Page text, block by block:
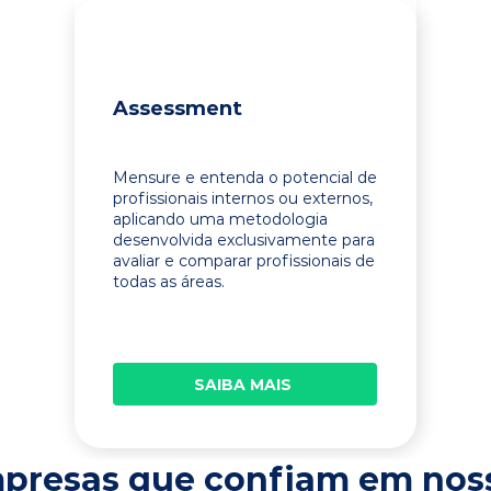
Assessment
Mensure e entenda o potencial de
profissionais internos ou externos,
aplicando uma metodologia
desenvolvida exclusivamente para
avaliar e comparar profissionais de
todas as áreas.
SAIBA MAIS
que confiam em